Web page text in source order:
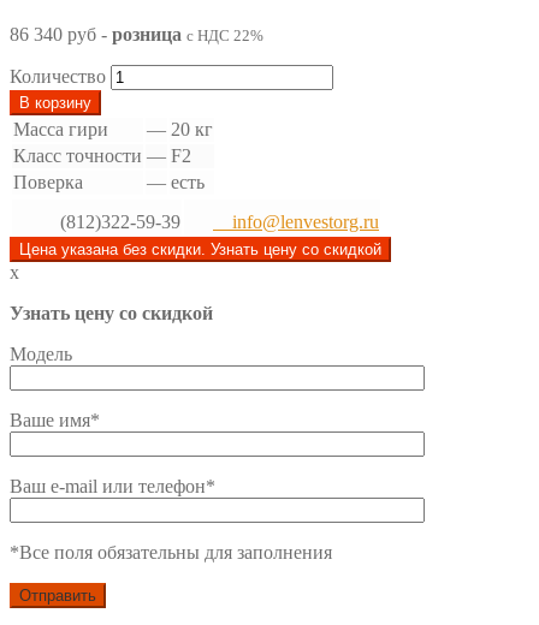
86 340 руб - розница с НДС 22%
Количество
В корзину
Масса гири — 20 кг
Класс точности — F2
Поверка
— есть
(812)322-59-39
info@lenvestorg.ru
Цена указана без скидки. Узнать цену со скидкой
x
Узнать цену со скидкой
Модель
Ваше имя*
Ваш e-mail или телефон*
*Все поля обязательны для заполнения